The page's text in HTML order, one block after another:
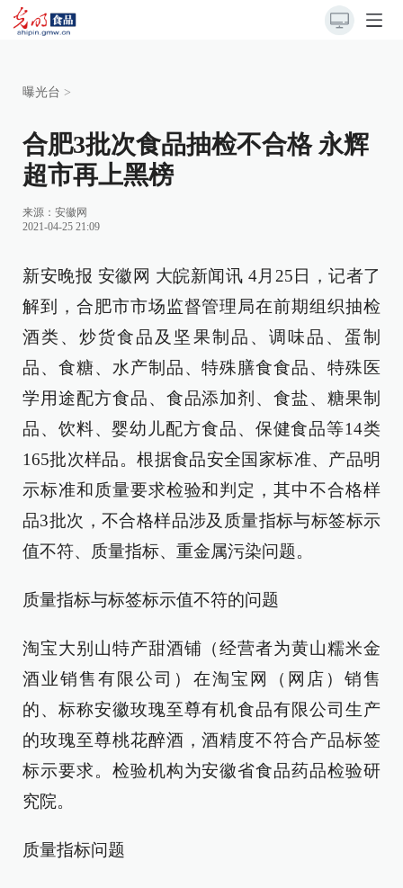
曝光台 >
合肥3批次食品抽检不合格 永辉
超市再上黑榜
来源：安徽网
2021-04-25 21:09
新安晚报 安徽网 大皖新闻讯 4月25日，记者了
解到，合肥市市场监督管理局在前期组织抽检
酒类、炒货食品及坚果制品、调味品、蛋制
品、食糖、水产制品、特殊膳食食品、特殊医
学用途配方食品、食品添加剂、食盐、糖果制
品、饮料、婴幼儿配方食品、保健食品等14类
165批次样品。根据食品安全国家标准、产品明
示标准和质量要求检验和判定，其中不合格样
品3批次，不合格样品涉及质量指标与标签标示
值不符、质量指标、重金属污染问题。
质量指标与标签标示值不符的问题
淘宝大别山特产甜酒铺（经营者为黄山糯米金
酒业销售有限公司）在淘宝网（网店）销售
的、标称安徽玫瑰至尊有机食品有限公司生产
的玫瑰至尊桃花醉酒，酒精度不符合产品标签
标示要求。检验机构为安徽省食品药品检验研
究院。
质量指标问题